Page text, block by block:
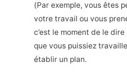
(Par exemple, vous êtes
votre travail ou vous
c’est le moment de le
que vous puissiez
établir un plan.